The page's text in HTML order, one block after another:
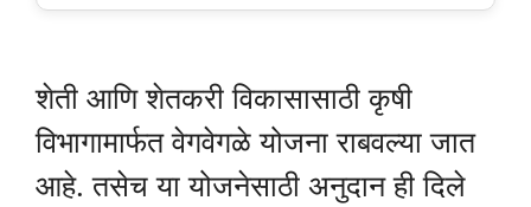
शेती आणि शेतकरी विकासासाठी कृषी
विभागामार्फत वेगवेगळे योजना राबवल्या जात
आहे. तसेच या योजनेसाठी अनुदान ही दिले